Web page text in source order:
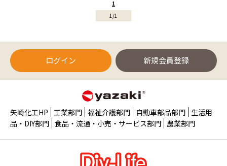
1/1
1
ログイン 新規会員登録
矢崎化工HP 工業部門 福祉介護部門 自動車部品部門 生活用
品・DIY部門 食品・流通・小売・サービス部門 農業部門